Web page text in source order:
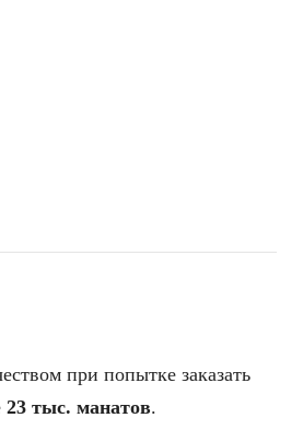
при попытке заказать
23 тыс. манатов.